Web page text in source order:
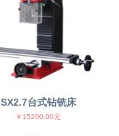
SX2.7台式钻铣床
￥15200.00元